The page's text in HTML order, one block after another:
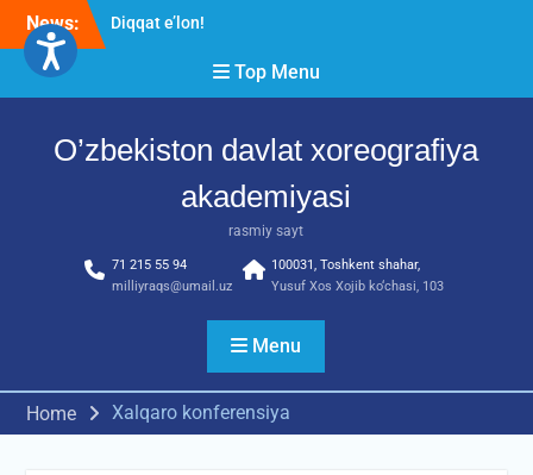
Skip
content
News:
Diqqat e’lon!
2026” tadbiri bo‘lib o‘tdi
RESPUBLIKA ILMIY-
Top Menu
O’zbekiston davlat xoreografiya
akademiyasi
rasmiy sayt
71 215 55 94
milliyraqs@umail.uz
100031, Toshkent shahar,
Yusuf Xos Xojib ko‘chasi, 103
Menu
Home Xalqaro konferensiya